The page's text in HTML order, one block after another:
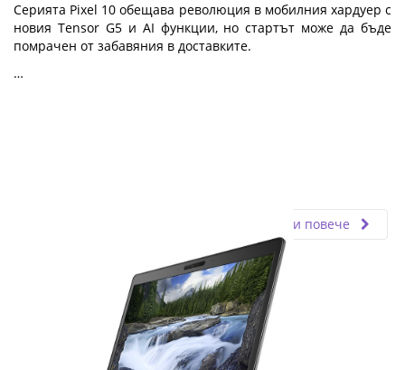
Серията Pixel 10 обещава революция в мобилния хардуер с
новия Tensor G5 и AI функции, но стартът може да бъде
помрачен от забавяния в доставките.
…
Прочети повече